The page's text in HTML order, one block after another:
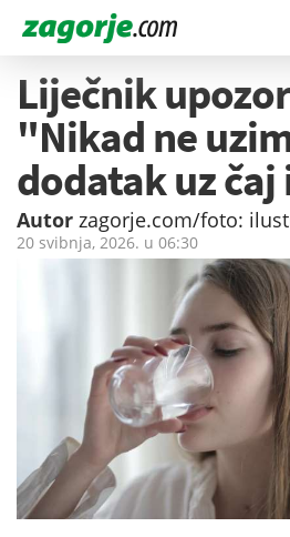
Liječnik
"Nikad ne
dodatak uz
Autor zagorje.com/foto:
20 svibnja, 2026. u 06:30